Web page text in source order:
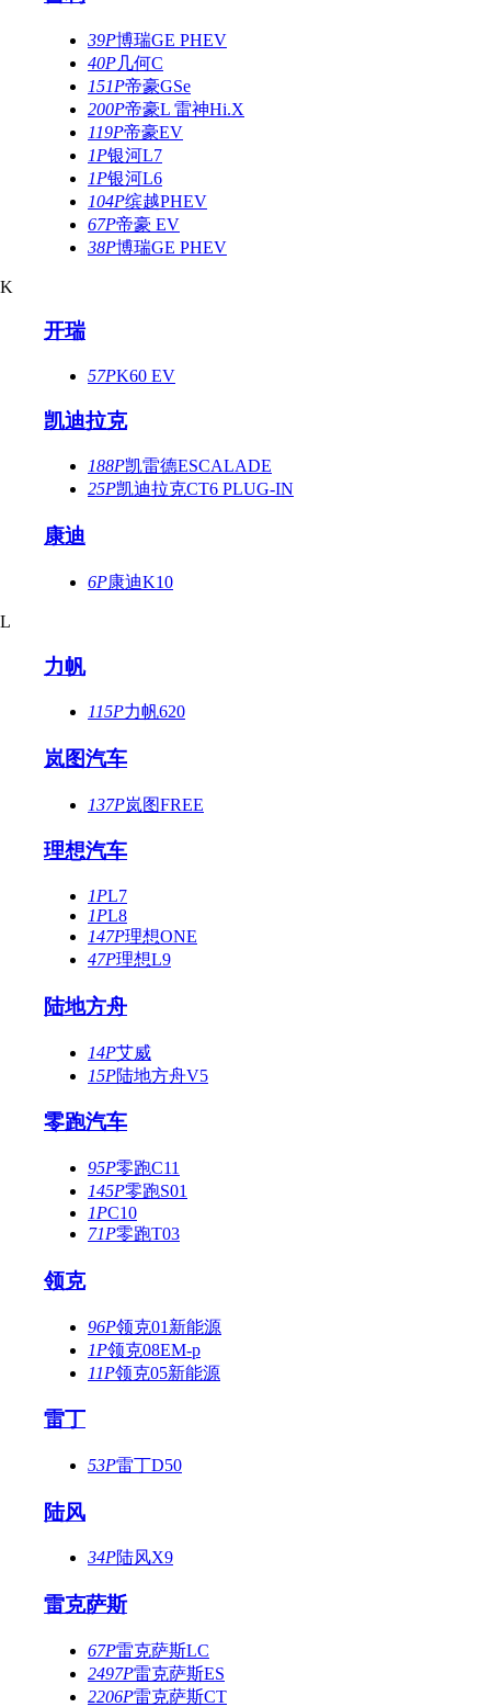
39P博瑞GE PHEV
40P几何C
151P帝豪GSe
200P帝豪L 雷神Hi.X
119P帝豪EV
1P银河L7
1P银河L6
104P缤越PHEV
67P帝豪 EV
38P博瑞GE PHEV
K
开瑞
57PK60 EV
凯迪拉克
188P凯雷德ESCALADE
25P凯迪拉克CT6 PLUG-IN
康迪
6P康迪K10
L
力帆
115P力帆620
岚图汽车
137P岚图FREE
理想汽车
1PL7
1PL8
147P理想ONE
47P理想L9
陆地方舟
14P艾威
15P陆地方舟V5
零跑汽车
95P零跑C11
145P零跑S01
1PC10
71P零跑T03
领克
96P领克01新能源
1P领克08EM-p
11P领克05新能源
雷丁
53P雷丁D50
陆风
34P陆风X9
雷克萨斯
67P雷克萨斯LC
2497P雷克萨斯ES
2206P雷克萨斯CT